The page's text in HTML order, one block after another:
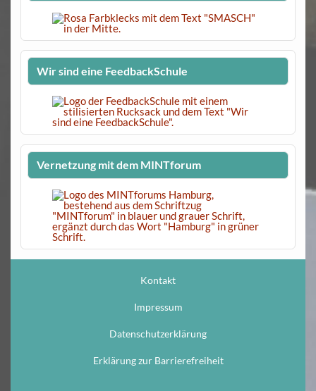
Wir sind eine FeedbackSchule
Vernetzung mit dem MINTforum
Kontakt
Impressum
Datenschutzerklärung
Erklärung zur Barrierefreiheit